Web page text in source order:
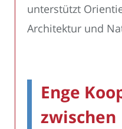
unterstützt
Architektur und
Enge
zwischen